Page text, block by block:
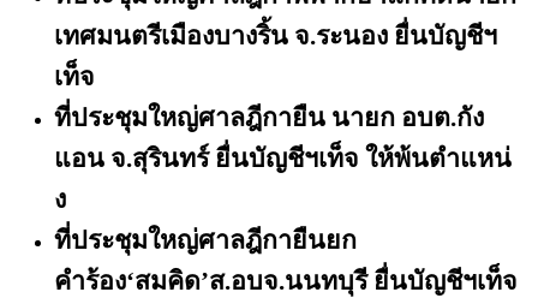
เทศมนตรีเมืองบางริ้น จ.ระนอง ยื่นบัญชีฯ
เท็จ
ที่ประชุมใหญ่ศาลฎีกายืน นายก อบต.กัง
แอน จ.สุรินทร์ ยื่นบัญชีฯเท็จ ให้พ้นตําแหน่
ง
ที่ประชุมใหญ่ศาลฎีกายืนยก
คำร้อง‘สมคิด’ส.อบจ.นนทบุรี ยื่นบัญชีฯเท็จ